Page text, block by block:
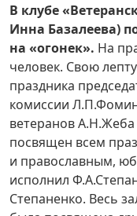
В клубе
Инна Базалеева)
на «огонек». На
человек. Свою
праздника
комиссии
ветеранов
посвящен всем
и православным,
исполнил
Степаненко. Весь